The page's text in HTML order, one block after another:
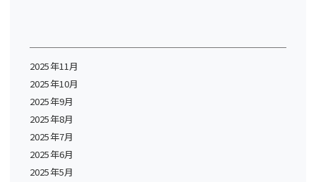
2025年11月
2025年10月
2025年9月
2025年8月
2025年7月
2025年6月
2025年5月